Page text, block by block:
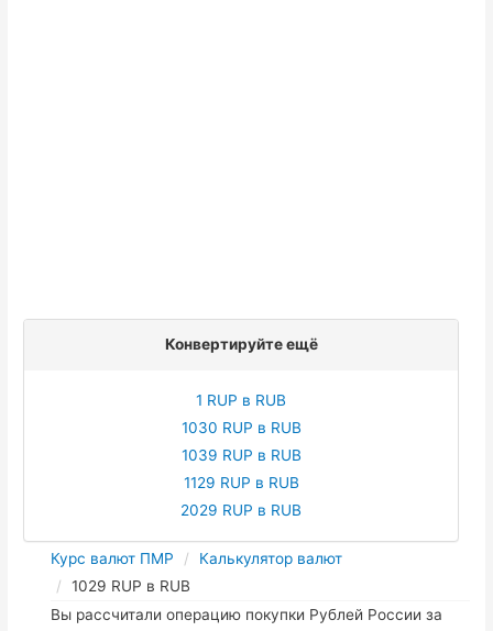
Конвертируйте ещё
1 RUP в RUB
1030 RUP в RUB
1039 RUP в RUB
1129 RUP в RUB
2029 RUP в RUB
Курс валют ПМР
Калькулятор валют
1029 RUP в RUB
Вы рассчитали операцию покупки Рублей России за